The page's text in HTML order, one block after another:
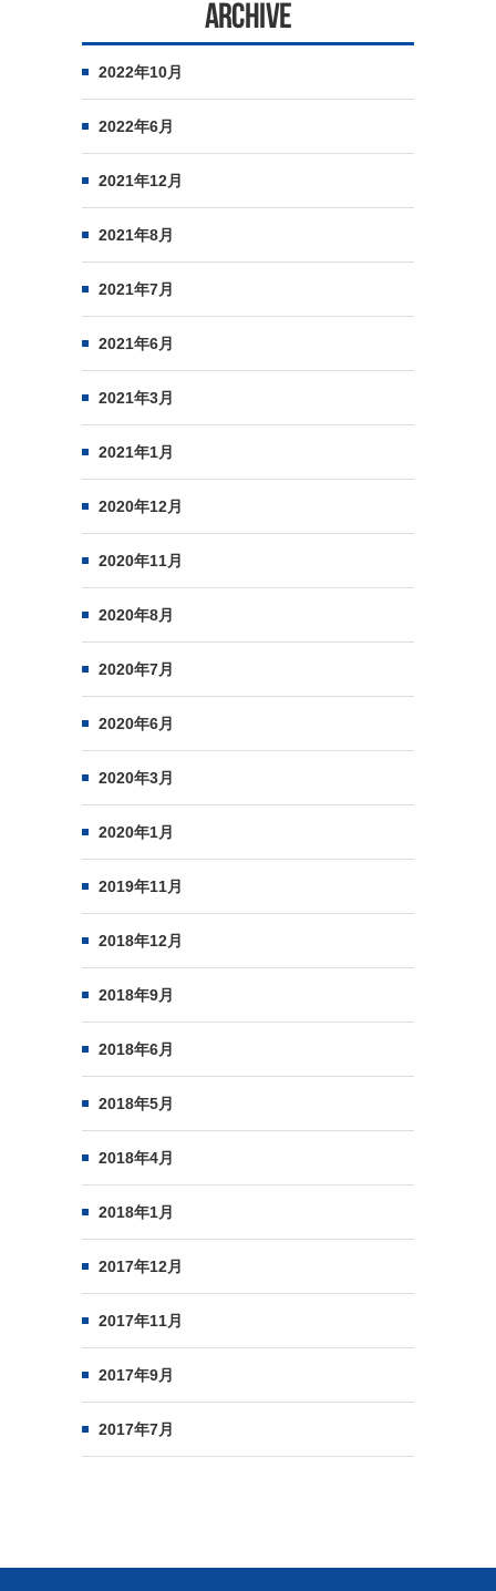
ARCHIVE
2022年10月
2022年6月
2021年12月
2021年8月
2021年7月
2021年6月
2021年3月
2021年1月
2020年12月
2020年11月
2020年8月
2020年7月
2020年6月
2020年3月
2020年1月
2019年11月
2018年12月
2018年9月
2018年6月
2018年5月
2018年4月
2018年1月
2017年12月
2017年11月
2017年9月
2017年7月